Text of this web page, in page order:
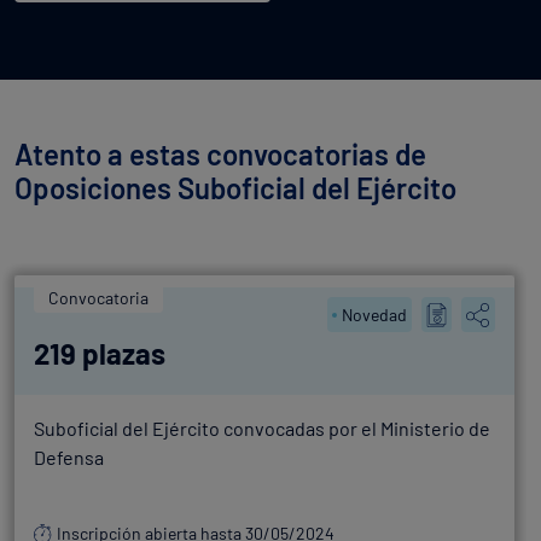
Atento a estas convocatorias de
Oposiciones Suboficial del Ejército
Convocatoria
Novedad
219 plazas
Suboficial del Ejército convocadas por el Ministerio de
Defensa
Inscripción abierta hasta 30/05/2024